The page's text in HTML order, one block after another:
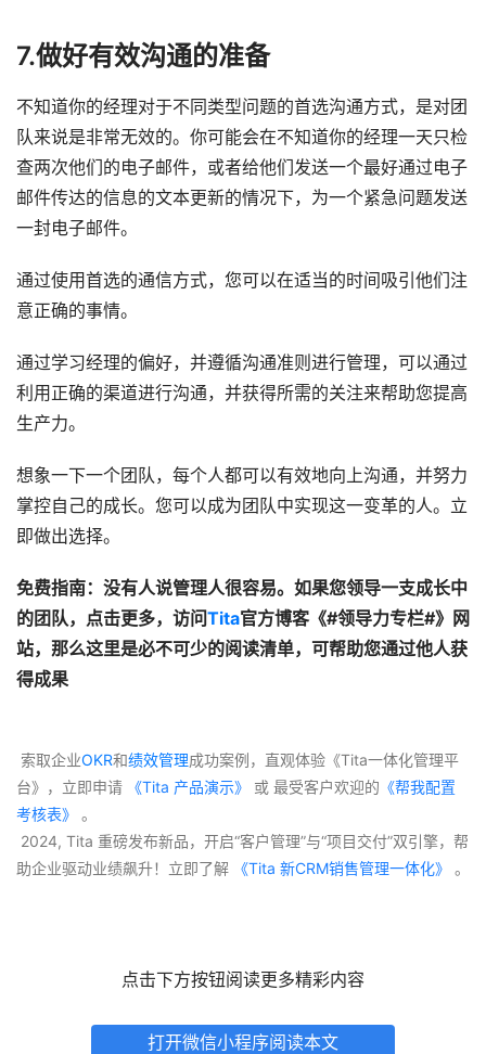
7.做好有效沟通的准备
不知道你的经理对于不同类型问题的首选沟通方式，是对团
队来说是非常无效的。你可能会在不知道你的经理一天只检
查两次他们的电子邮件，或者给他们发送一个最好通过电子
邮件传达的信息的文本更新的情况下，为一个紧急问题发送
一封电子邮件。
通过使用首选的通信方式，您可以在适当的时间吸引他们注
意正确的事情。
通过学习经理的偏好，并遵循沟通准则进行管理，可以通过
利用正确的渠道进行沟通，并获得所需的关注来帮助您提高
生产力。
想象一下一个团队，每个人都可以有效地向上沟通，并努力
掌控自己的成长。您可以成为团队中实现这一变革的人。立
即做出选择。
免费指南：没有人说管理人很容易。如果您领导一支成长中
的团队，点击更多，访问Tita官方博客《#领导力专栏#》网
站，那么这里是必不可少的阅读清单，可帮助您通过他人获
得成果
索取企业OKR和绩效管理成功案例，直观体验《Tita一体化管理平
台》，立即申请 《Tita 产品演示》 或 最受客户欢迎的 《帮我配置
考核表》
。
助企业驱动业绩飙升！立即了解 《Tita 新CRM销售管理一体化》 。
点击下方按钮阅读更多精彩内容
打开微信小程序阅读本文